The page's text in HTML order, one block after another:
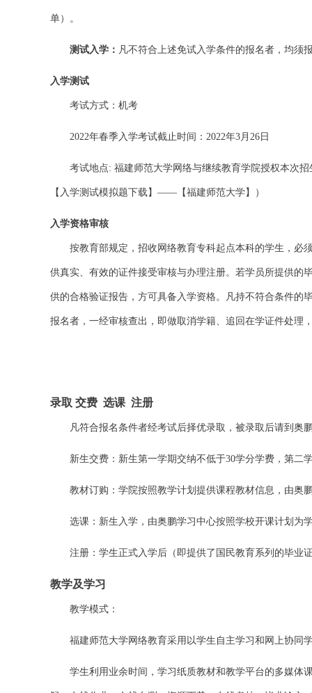
单）。
测试入学： 凡不符合上述免试入学条件的报名者，均须
入学测试
考试方式：机考
2022年春季入学考试截止时间： 2022年3月 26 日
考试地点: 福建师范大学网络与继续教育学院授权本次
【入学测试模拟题下载】——【福建师范大学】）
入学资格审核
按教育部规定，招收网络教育专科起点本科的学生，必
供真实、有效的证件接受审核与办理注册。若学员所提供的
供的合格验证报告，方可具备入学资格。凡持不符合条件的
报名者，一经审核查出，即做取消学籍、追回在学证件处理
录取 交费 选课 注册
凡符合报名条件者经考试后择优录取，被录取后请到奥
新生交费：新生第一学期交纳不低于30学分学费，第二
教材订购：学院按照教学计划提供课程教材信息，由奥
选课：新生入学，由奥鹏学习中心按照学校开课计划为
注册：学生正式入学后（即提供了国民教育系列的毕业
教学及学习
教学模式：
福建师范大学网络教育采用以学生自主学习和网上协同
学生利用业余时间，学习纸质教材和教学平台的多媒体